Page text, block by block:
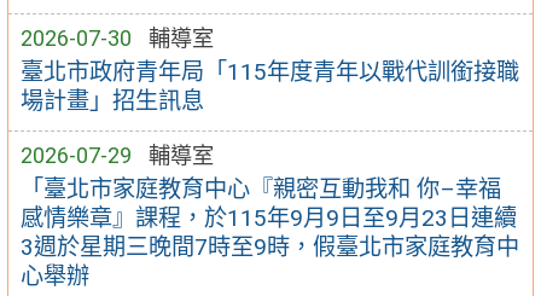
2026-07-30 輔導室
臺北市政府青年局「115年度青年以戰代訓銜接職
場計畫」招生訊息
2026-07-29 輔導室
「臺北市家庭教育中心『親密互動我和 你–幸福
感情樂章』課程，於115年9月9日至9月23日連續
3週於星期三晚間7時至9時，假臺北市家庭教育中
心舉辦